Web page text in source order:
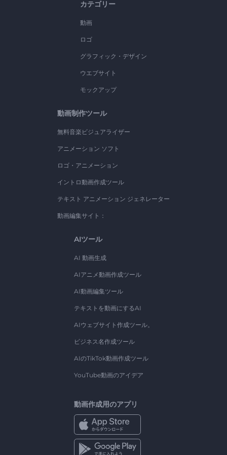
カテゴリー
動画
ロゴ
グラフィック・デザイン
ウエブサイト
モックアップ
動画制作ツール
無料音楽ビジュアライザー
アニメーション ソフト
ロゴ・アニメーション
イントロ動画作成ツール
テキスト アニメーション ジェネレーター
動画編集サイト：
AIツール
AI 動画生成
AIアニメ動画作成ツール
AI動画編集ツール
テキストを動画にするAI
AIウェブサイト作成ツール。
ビジネス名作成ツール
AIのTikTok動画作成ツール
YouTube動画のアイデア
動画作成用のアプリ